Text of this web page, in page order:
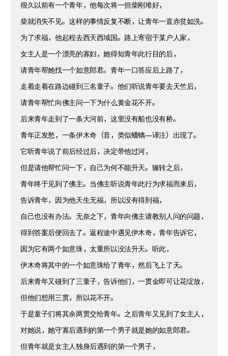
很久以前有一个青年，他每次将一担柴刚堆好，
柴就消失不见。这样的事情反复不断，让青年一直赤贫如洗。
为了求福，他起程去西天西域国。路上寄宿于某户人家，
女主人是一个漂亮的寡妇，她得知青年此行目的后，
请青年帮她找一个如意郎君。青年一口答应后上路了，
走着走着在路边碰到三名童子。他们听说青年要去天竺后，
请青年帮忙向佛主问一下为什么黄金花不开。
后来青年走到了一条大河前，这里没有船也没有桥。
青年正发愁，一条伊木奇（音，类似蟠螭—译注）出现了。
它听青年说了前后经过后，决定带他过河，
但是请他帮忙问一下，自己为何不能升天。辗转之后，
青年终于见到了佛主。当佛主听说青年此行为求福而来后，
告诉青年，因为他天生无福，所以没有得到福，
自己也没有办法。无奈之下，青年向佛主请教别人问的问题，
得到答案后便回去了。返程途中遇见伊木奇，青年告诉它，
因为它有两个如意珠，太重所以没法升天。听此，
伊木奇将其中的一个如意珠给了青年，然后飞上了天。
后来青年又碰到了三童子，告诉他们，一贯金即可让花绽放，
但他们想用三贯，所以花不开。
于是童子们将其余两贯交给青年。之后青年又见到了女主人，
对她说，她守寡后遇到的第一个男子就是她的如意郎君。
但青年就是女主人独身后遇到的第一个男子，